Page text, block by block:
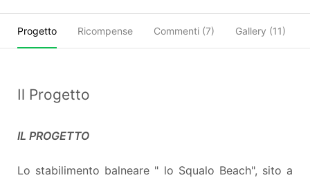
Progetto Ricompense Commenti (7) Gallery (11)
Il Progetto
IL PROGETTO
Lo stabilimento balneare " lo Squalo Beach", sito a